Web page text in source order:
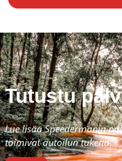
Tutustu
Lue lisää Speedermanin
toimivat autoilun tukena.